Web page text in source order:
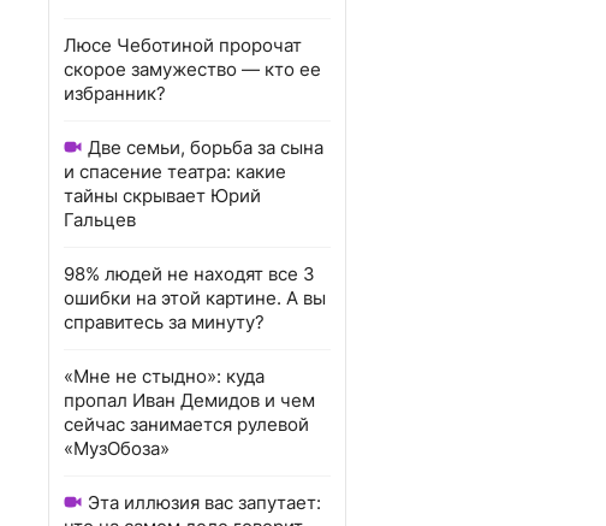
Люсе Чеботиной пророчат
скорое замужество — кто ее
избранник?
Две семьи, борьба за сына
и спасение театра: какие
тайны скрывает Юрий
Гальцев
98% людей не находят все 3
ошибки на этой картине. А вы
справитесь за минуту?
«Мне не стыдно»: куда
пропал Иван Демидов и чем
сейчас занимается рулевой
«МузОбоза»
Эта иллюзия вас запутает: